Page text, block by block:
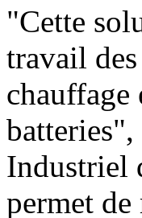
"Cette
travail
chauffage
Industriel
permet